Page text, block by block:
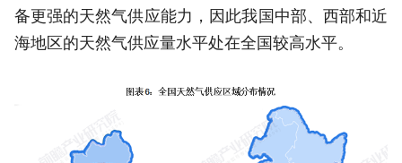
备更强的天然气供应能力，因此我国中部、西部和近
海地区的天然气供应量水平处在全国较高水平。